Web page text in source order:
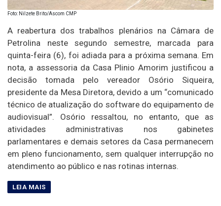
Foto: Nilzete Brito/Ascom CMP
A reabertura dos trabalhos plenários na Câmara de
Petrolina neste segundo semestre, marcada para
quinta-feira (6), foi adiada para a próxima semana. Em
nota, a assessoria da Casa Plinio Amorim justificou a
decisão tomada pelo vereador Osório Siqueira,
presidente da Mesa Diretora, devido a um “comunicado
técnico de atualização do software do equipamento de
audiovisual”. Osório ressaltou, no entanto, que as
atividades administrativas nos gabinetes
parlamentares e demais setores da Casa permanecem
em pleno funcionamento, sem qualquer interrupção no
atendimento ao público e nas rotinas internas.